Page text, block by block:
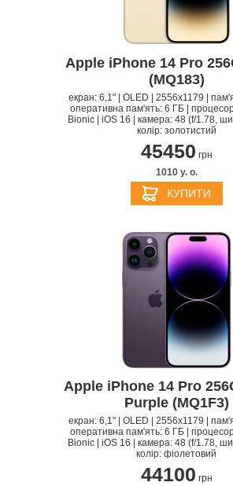
Apple iPhone 14 Pro
(MQ183)
екран: 6,1" | OLED | 2556x1179 |
оперативна пам'ять: 6 ГБ |
Bionic | iOS 16 | камера: 48 (f/1.78,
колір: золотистий
45450 грн
1010 y. о.
КУПИТИ
Apple iPhone 14 Pro
Purple (MQ1F3)
екран: 6,1" | OLED | 2556x1179 |
оперативна пам'ять: 6 ГБ |
Bionic | iOS 16 | камера: 48 (f/1.78,
колір: фіолетовий
44100 грн